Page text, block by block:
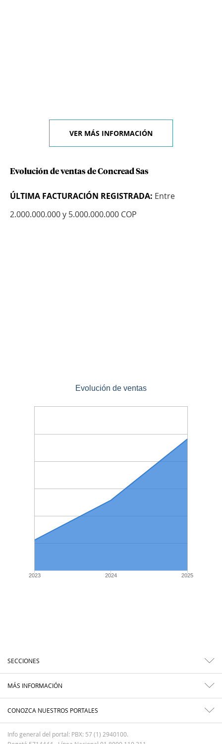
VER MÁS INFORMACIÓN
Evolución de ventas de Concread Sas
ÚLTIMA FACTURACIÓN REGISTRADA: Entre
2.000.000.000 y 5.000.000.000 COP
Evolución de ventas
2023 2024 2025
SECCIONES
MÁS INFORMACIÓN
CONOZCA NUESTROS PORTALES
Info general del portal: PBX: 57 (1) 2940100.